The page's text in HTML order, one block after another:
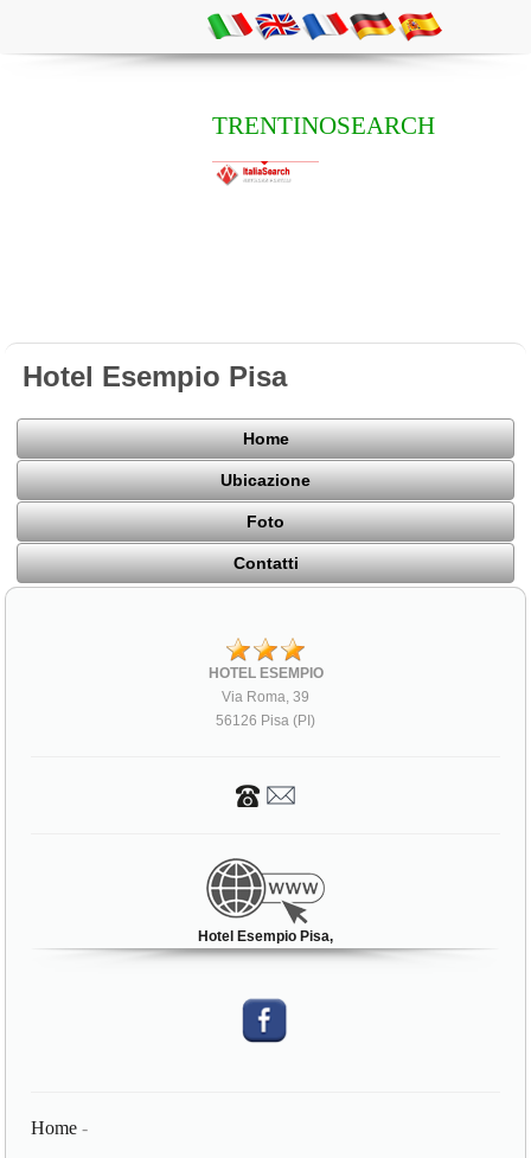
TRENTINOSEARCH
Hotel Esempio Pisa
Home
Ubicazione
Foto
Contatti
HOTEL ESEMPIO
Via Roma, 39
56126 Pisa (PI)
Hotel Esempio Pisa,
Home -